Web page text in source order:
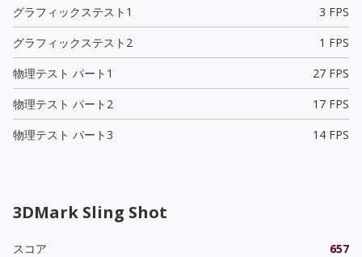
グラフィックステスト1
3 FPS
グラフィックステスト2
1 FPS
物理テスト パート1
27 FPS
物理テスト パート2
17 FPS
物理テスト パート3
14 FPS
3DMark Sling Shot
スコア
657